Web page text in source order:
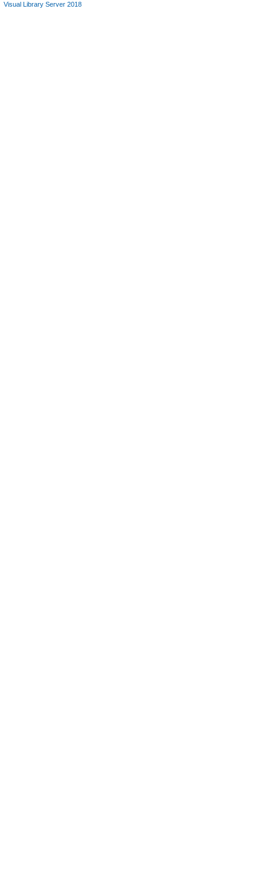
Visual Library Server 2018